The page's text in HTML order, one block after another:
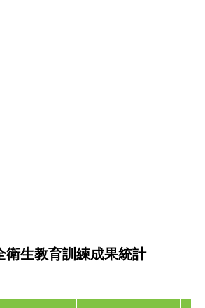
衛生教育訓練成果統計